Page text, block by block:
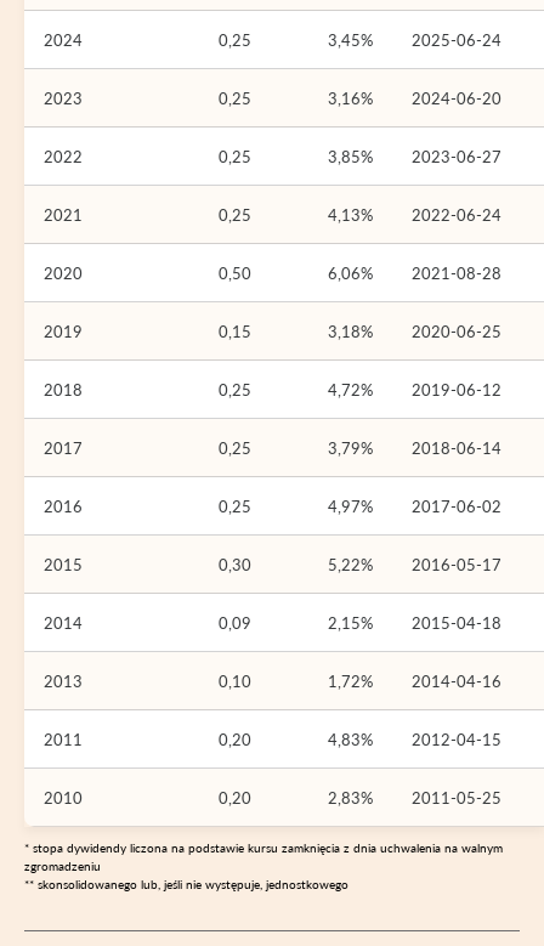
2024 0,25 3,45% 2025-06-24
2023 0,25 3,16% 2024-06-20
2022 0,25 3,85% 2023-06-27
2021 0,25 4,13% 2022-06-24
2020 0,50 6,06% 2021-08-28
2019 0,15 3,18% 2020-06-25
2018 0,25 4,72% 2019-06-12
2017 0,25 3,79% 2018-06-14
2016 0,25 4,97% 2017-06-02
2015 0,30 5,22% 2016-05-17
2014 0,09 2,15% 2015-04-18
2013 0,10 1,72% 2014-04-16
2011 0,20 4,83% 2012-04-15
2010 0,20 2,83% 2011-05-25
* stopa dywidendy liczona na podstawie kursu zamknięcia z dnia uchwalenia na walnym
zgromadzeniu
** skonsolidowanego lub, jeśli nie występuje, jednostkowego